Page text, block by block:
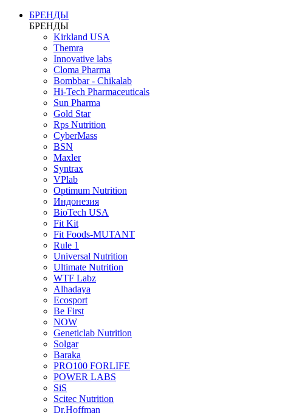
БРЕНДЫ
БРЕНДЫ
Kirkland USA
Themra
Innovative labs
Cloma Pharma
Bombbar - Chikalab
Hi-Tech Pharmaceuticals
Sun Pharma
Gold Star
Rps Nutrition
CyberMass
BSN
Maxler
Syntrax
VPlab
Optimum Nutrition
Индонезия
BioTech USA
Fit Kit
Fit Foods-MUTANT
Rule 1
Universal Nutrition
Ultimate Nutrition
WTF Labz
Alhadaya
Ecosport
Be First
NOW
Geneticlab Nutrition
Solgar
Baraka
PRO100 FORLIFE
POWER LABS
SiS
Scitec Nutrition
Dr.Hoffman